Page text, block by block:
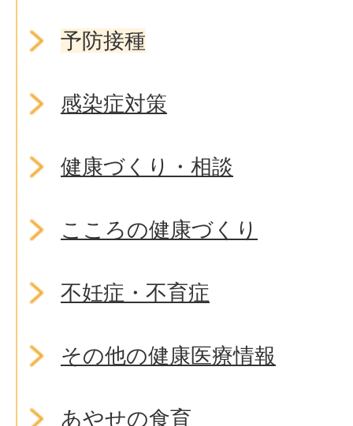
予防接種
感染症対策
健康づくり・相談
こころの健康づくり
不妊症・不育症
その他の健康医療情報
あやせの食育